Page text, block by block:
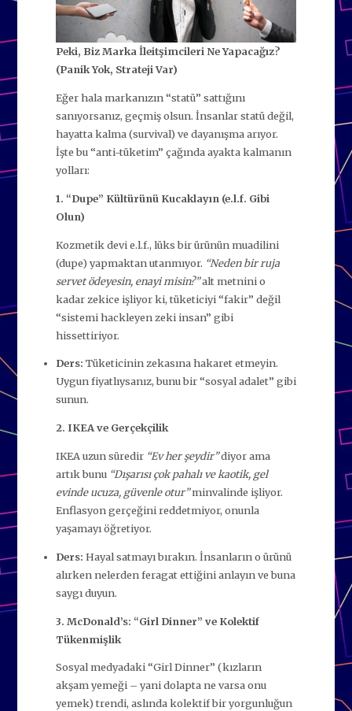
Peki, Biz Marka İleitşimcileri Ne Yapacağız?
(Panik Yok, Strateji Var)
Eğer hala markanızın “statü” sattığını
sanıyorsanız, geçmiş olsun. İnsanlar statü değil,
hayatta kalma (survival) ve dayanışma arıyor.
İşte bu “anti-tüketim” çağında ayakta kalmanın
yolları:
1. “Dupe” Kültürünü Kucaklayın (e.l.f. Gibi
Olun)
Kozmetik devi e.l.f., lüks bir ürünün muadilini
(dupe) yapmaktan utanmıyor. “Neden bir ruja
servet ödeyesin, enayi misin?”alt metnini o
kadar zekice işliyor ki, tüketiciyi “fakir” değil
“sistemi hackleyen zeki insan” gibi
hissettiriyor.
Ders: Tüketicinin zekasına hakaret etmeyin.
Uygun fiyatlıysanız, bunu bir “sosyal adalet” gibi
sunun.
2. IKEA ve Gerçekçilik
IKEA uzun süredir “Ev her şeydir”diyor ama
artık bunu “Dışarısı çok pahalı ve kaotik, gel
evinde ucuza, güvenle otur”minvalinde işliyor.
Enflasyon gerçeğini reddetmiyor, onunla
yaşamayı öğretiyor.
Ders: Hayal satmayı bırakın. İnsanların o ürünü
alırken nelerden feragat ettiğini anlayın ve buna
saygı duyun.
3. McDonald’s: “Girl Dinner” ve Kolektif
Tükenmişlik
Sosyal medyadaki “Girl Dinner” (kızların
akşam yemeği – yani dolapta ne varsa onu
yemek) trendi, aslında kolektif bir yorgunluğun